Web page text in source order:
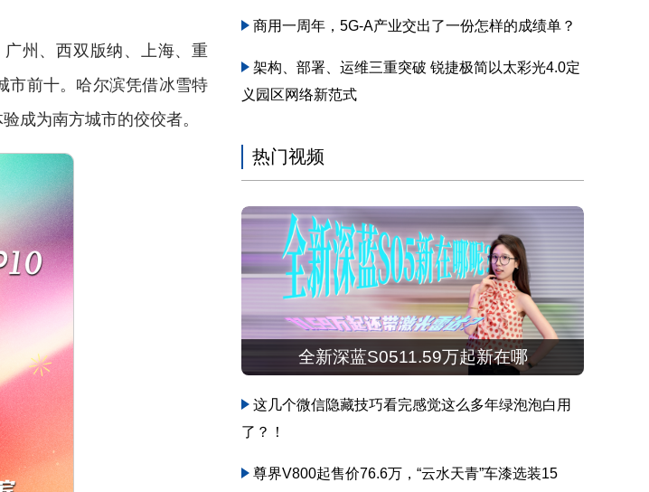
州、西双版纳、上海、重
市前十。哈尔滨凭借冰雪特
成为南方城市的佼佼者。
商用一周年，5G-A产业交出了一份怎样的成绩单？
架构、部署、运维三重突破 锐捷极简以太彩光4.0定
义园区网络新范式
热门视频
全新深蓝S0511.59万起新在哪
这几个微信隐藏技巧看完感觉这么多年绿泡泡白用
了？！
尊界V800起售价76.6万，“云水天青”车漆选装15